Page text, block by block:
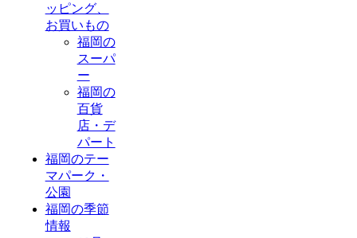
ッピング、
お買いもの
福岡の
スーパ
ー
福岡の
百貨
店・デ
パート
福岡のテー
マパーク・
公園
福岡の季節
情報